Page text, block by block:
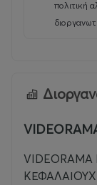
πολιτική